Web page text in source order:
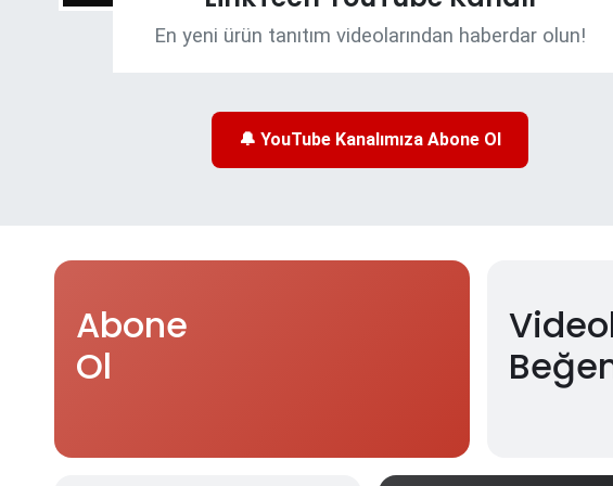
En yeni ürün tanıtım videolarından haberdar olun!
🔔 YouTube Kanalımıza Abone Ol
Abone
Ol